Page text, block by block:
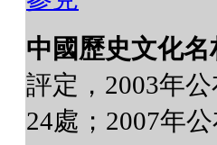
中國歷史文化名
評定，2003年
24處；2007年